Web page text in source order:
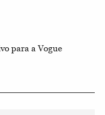
para a Vogue